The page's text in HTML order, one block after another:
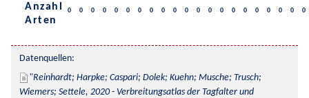
Anzahl
Arten
0 0 0 0 0 0 0 0 0 0 0 0 0 0 0 0 0 0 0 0 0
Datenquellen:
Reinhardt; Harpke; Caspari; Dolek; Kuehn; Musche; Trusch;
Wiemers; Settele, 2020 - Verbreitungsatlas der Tagfalter und